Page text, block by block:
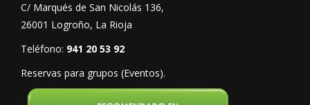
C/ Marqués de San Nicolás 136,
26001 Logroño, La Rioja
Teléfono: 941 20 53 92
Reservas para grupos (Eventos).